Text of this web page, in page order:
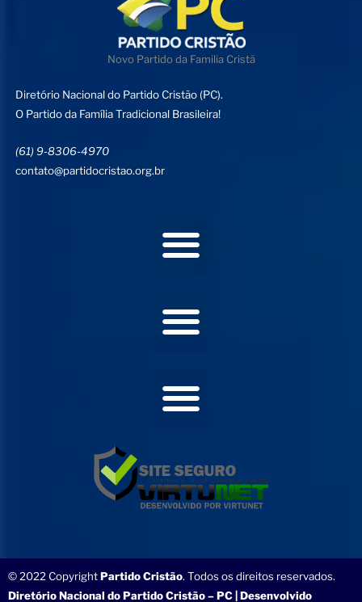
Novo Partido da Familia Cristã
Diretório Nacional do Partido Cristão (PC).
O Partido da Família Tradicional Brasileira!
(61) 9-8306-4970
contato@partidocristao.org.br
© 2022 CopyrightPartido Cristão. Todos os direitos reservados.
Diretório Nacional do Partido Cristão – PC | Desenvolvido